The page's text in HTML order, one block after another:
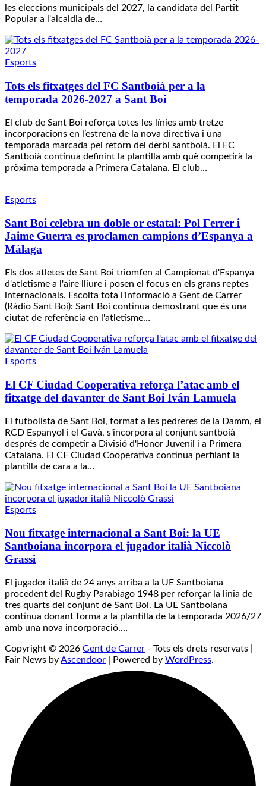
les eleccions municipals del 2027, la candidata del Partit
Popular a l'alcaldia de…
Esports
Tots els fitxatges del FC Santboià per a la
temporada 2026-2027 a Sant Boi
El club de Sant Boi reforça totes les línies amb tretze
incorporacions en l’estrena de la nova directiva i una
temporada marcada pel retorn del derbi santboià. El FC
Santboià continua definint la plantilla amb què competirà la
pròxima temporada a Primera Catalana. El club…
Esports
Sant Boi celebra un doble or estatal: Pol Ferrer i
Jaime Guerra es proclamen campions d’Espanya a
Màlaga
Els dos atletes de Sant Boi triomfen al Campionat d'Espanya
d'atletisme a l'aire lliure i posen el focus en els grans reptes
internacionals. Escolta tota l'informació a Gent de Carrer
(Ràdio Sant Boi): Sant Boi continua demostrant que és una
ciutat de referència en l'atletisme…
Esports
El CF Ciudad Cooperativa reforça l’atac amb el
fitxatge del davanter de Sant Boi Iván Lamuela
El futbolista de Sant Boi, format a les pedreres de la Damm, el
RCD Espanyol i el Gavà, s'incorpora al conjunt santboià
després de competir a Divisió d'Honor Juvenil i a Primera
Catalana. El CF Ciudad Cooperativa continua perfilant la
plantilla de cara a la…
Esports
Nou fitxatge internacional a Sant Boi: la UE
Santboiana incorpora el jugador italià Niccolò
Grassi
El jugador italià de 24 anys arriba a la UE Santboiana
procedent del Rugby Parabiago 1948 per reforçar la línia de
tres quarts del conjunt de Sant Boi. La UE Santboiana
continua donant forma a la plantilla de la temporada 2026/27
amb una nova incorporació.…
Copyright © 2026 Gent de Carrer - Tots els drets reservats |
Fair News byAscendoor | Powered by WordPress.